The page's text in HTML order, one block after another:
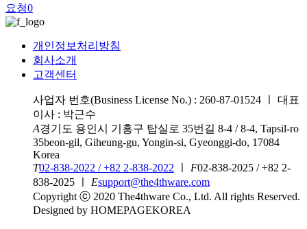
요청0
개인정보처리방침
회사소개
고객센터
사업자 번호(Business License No.) : 260-87-01524
대표
이사 : 박근수
A경기도 용인시 기흥구 탑실로 35번길 8-4 / 8-4, Tapsil-ro
35beon-gil, Giheung-gu, Yongin-si, Gyeonggi-do, 17084
Korea
T02-838-2022 / +82 2-838-2022 F02-838-2025 / +82 2-
838-2025
Esupport@the4thware.com
Copyright ⓒ 2020 The4thware Co., Ltd. All rights Reserved.
Designed by HOMEPAGEKOREA